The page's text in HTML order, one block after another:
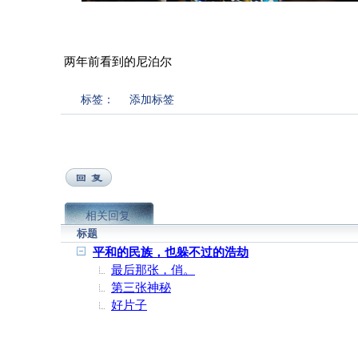
两年前看到的尼泊尔
标签： 添加标签
相关回复
标题
平和的民族，也躲不过的浩劫
最后那张，俏。
第三张神秘
好片子